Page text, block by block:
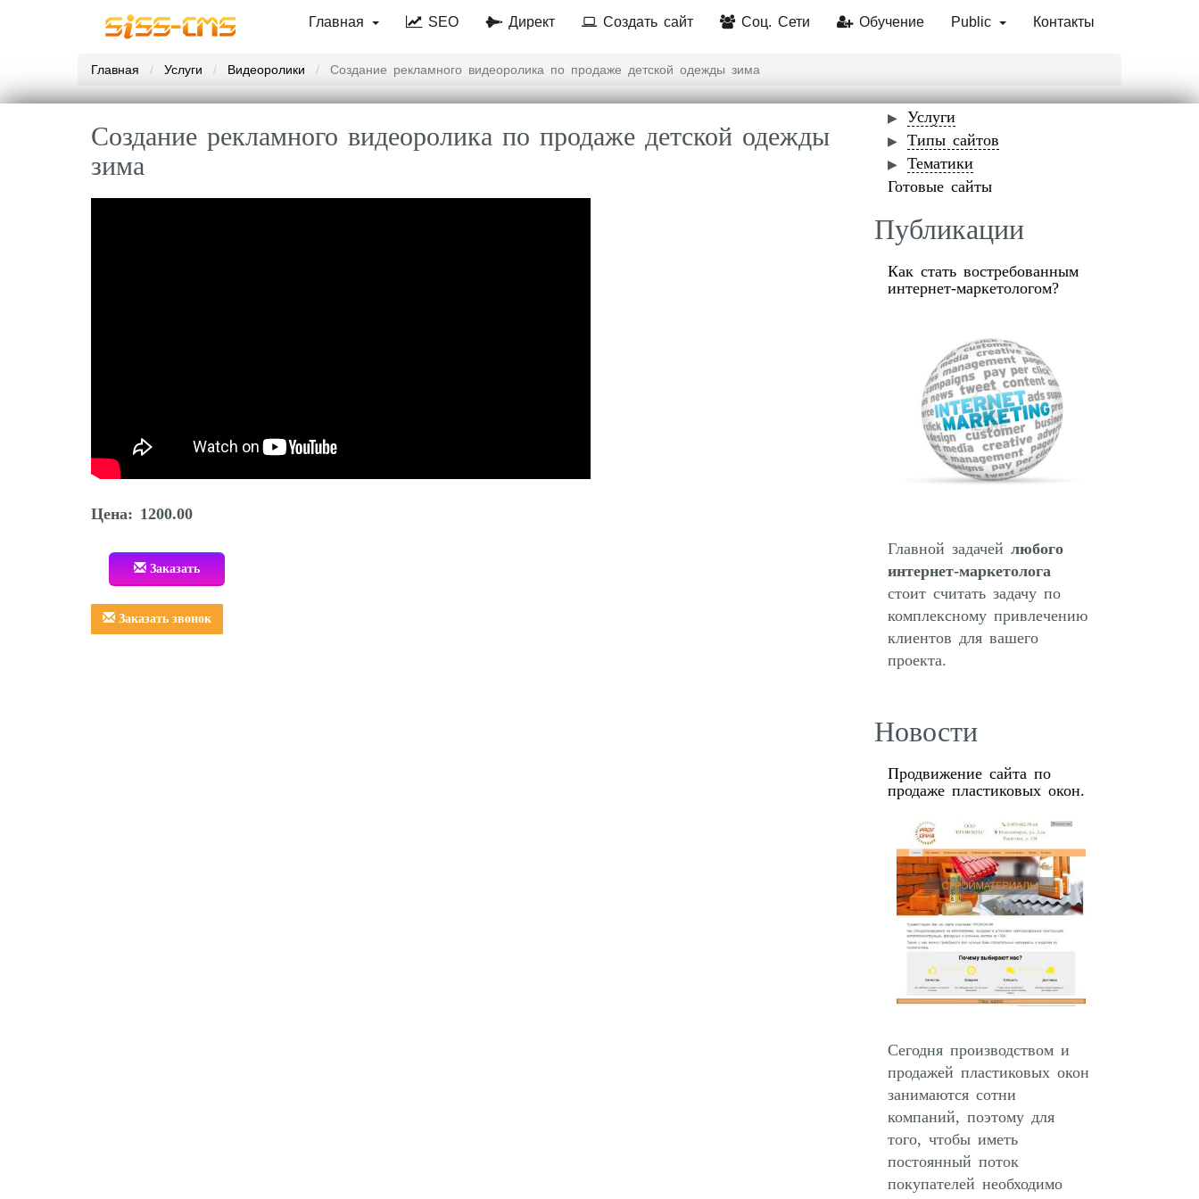
Главная SEO Директ Создать сайт Соц. Сети Обучение Public Контакты
Главная Услуги Видеоролики Создание рекламного видеоролика по продаже детской одежды зима
Создание рекламного видеоролика по продаже детской одежды
зима
Цена: 1200.00
Заказать
Заказать звонок
Услуги
Типы сайтов
Тематики
Готовые сайты
Публикации
Как стать востребованным
интернет-маркетологом?
Главной задачей любого
интернет-маркетолога
стоит считать задачу по
комплексному привлечению
клиентов для вашего
проекта.
Новости
Продвижение сайта по
продаже пластиковых окон.
Сегодня производством и
продажей пластиковых окон
занимаются сотни
компаний, поэтому для
того, чтобы иметь
постоянный поток
покупателей необходимо